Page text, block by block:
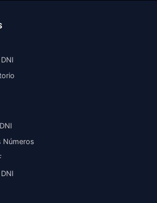
Números